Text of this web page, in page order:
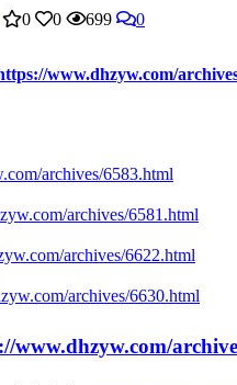
0 0 699 0
www.dhzyw.com/
archives/6583.html
archives/6581.html
archives/6622.html
archives/6630.html
www.dhzyw.com/